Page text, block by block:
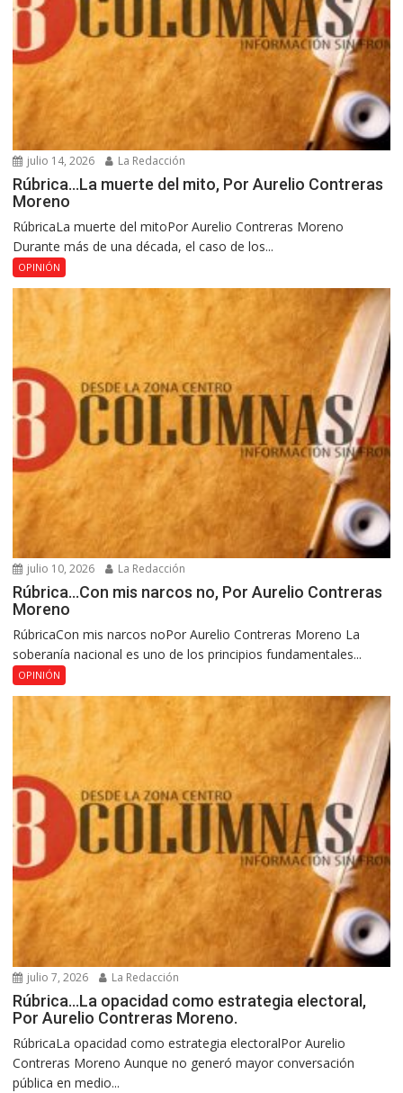
julio 14, 2026 La Redacción
Rúbrica…La muerte del mito, Por Aurelio Contreras
Moreno
RúbricaLa muerte del mitoPor Aurelio Contreras Moreno
Durante más de una década, el caso de los...
OPINIÓN
julio 10, 2026 La Redacción
Rúbrica…Con mis narcos no, Por Aurelio Contreras
Moreno
RúbricaCon mis narcos noPor Aurelio Contreras Moreno La
soberanía nacional es uno de los principios fundamentales...
OPINIÓN
julio 7, 2026 La Redacción
Rúbrica…La opacidad como estrategia electoral,
Por Aurelio Contreras Moreno.
RúbricaLa opacidad como estrategia electoralPor Aurelio
Contreras Moreno Aunque no generó mayor conversación
pública en medio...